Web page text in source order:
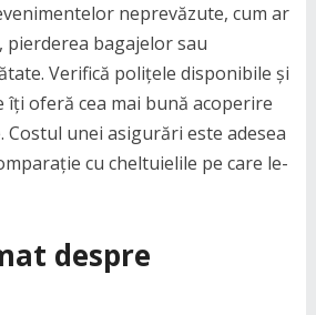
neprevăzute, cum ar
pierderea bagajelor sau
Verifică polițele disponibile și
îți oferă cea mai bună acoperire
unei asigurări este adesea
cu cheltuielile pe care le-
despre